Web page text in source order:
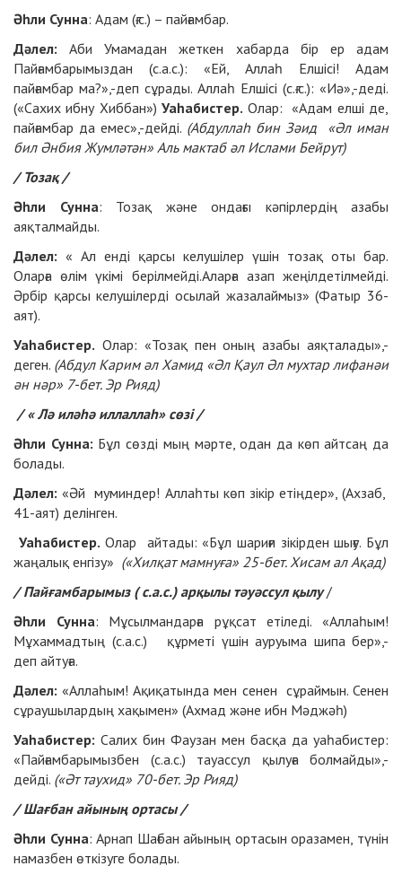
Әһли Сунна: Адам (ғ.с.) – пайғамбар.
Дәлел: Аби Умамадан жеткен хабарда бір ер адам
Пайғамбарымыздан (с.а.с.): «Ей, Аллаһ Елшісі! Адам
пайғамбар ма?»,-деп сұрады. Аллаһ Елшісі (с.ғ.с.): «Иә»,-деді.
(«Сахих ибну Хиббан»)Уаһабистер. Олар: «Адам елші де,
пайғамбар да емес»,-дейді. (Абдуллаһ бин Зәид «Әл иман
бил Әнбия Жумләтән» Аль мактаб әл Ислами Бейрут)
/ Тозақ /
Әһли Сунна: Тозақ және ондағы кәпірлердің азабы
аяқталмайды.
Дәлел: « Ал енді қарсы келушілер үшін тозақ оты бар.
Оларға өлім үкімі берілмейді.Аларға азап жеңілдетілмейді.
Әрбір қарсы келушілерді осылай жазалаймыз» (Фатыр 36-
аят).
Уаһабистер. Олар: «Тозақ пен оның азабы аяқталады»,-
деген. (Абдул Карим әл Хамид «Әл Қаул Әл мухтар лифанәи
ән нәр» 7-бет. Эр Рияд)
/ « Лә иләһә иллаллаһ» сөзі /
Әһли Сунна: Бұл сөзді мың мәрте, одан да көп айтсаң да
болады.
Дәлел: «Әй муминдер! Аллаһты көп зікір етіңдер», (Ахзаб,
41-аят) делінген.
Уаһабистер. Олар айтады: «Бұл шариғи зікірден шығу. Бұл
жаңалық енгізу» («Хилқат мамнуға» 25-бет. Хисам ал Ақад)
/ Пайғамбарымыз ( с.а.с.) арқылы тәуәссул қылу/
Әһли Сунна: Мұсылмандарға рұқсат етіледі. «Аллаһым!
Мұхаммадтың (с.а.с.) құрметі үшін ауруыма шипа бер»,-
деп айтуға.
Дәлел: «Аллаһым! Ақиқатында мен сенен сұраймын. Сенен
сұраушылардың хақымен» (Ахмад және ибн Мәджәһ)
Уаһабистер: Салих бин Фаузан мен басқа да уаһабистер:
«Пайғамбарымызбен (с.а.с.) тауассул қылуға болмайды»,-
дейді. («Әт таухид» 70-бет. Эр Рияд)
/ Шағбан айының ортасы /
Әһли Сунна: Арнап Шағбан айының ортасын оразамен, түнін
намазбен өткізуге болады.